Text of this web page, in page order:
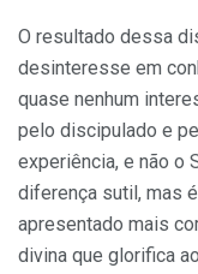
O resultado dessa
desinteresse em
quase nenhum
pelo discipulado e
experiência, e não o
diferença sutil, mas
apresentado mais
divina que glorifica